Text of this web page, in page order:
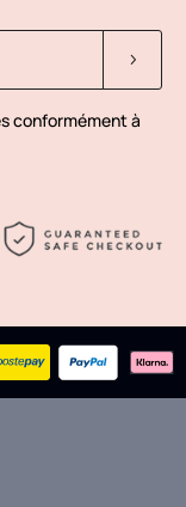
conformément à